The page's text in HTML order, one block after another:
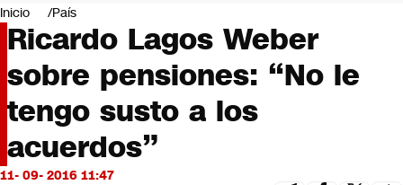
Negocios
Deportes
Programas completos
Cultura
Servicios
Bits
CNN Data
CNN tiempo
Futuro 360
Inicio País
Ricardo Lagos Weber
sobre pensiones: “No le
tengo susto a los
acuerdos”
11- 09- 2016 11:47